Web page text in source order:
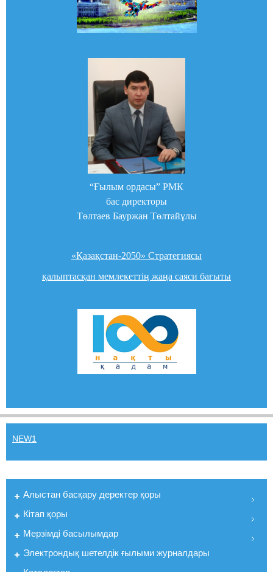
“Ғылым ордасы” РМК
бас директоры
Төлтаев Бауржан Төлтайұлы
«Қазақстан-2050» Стратегиясы
қалыптасқан мемлекеттің жаңа саяси бағыты
NEW1
Алыстан басқару деректер қоры
Кiтап қоры
Мерзiмдi басылымдар
Электрондық шетелдік ғылыми журналдары